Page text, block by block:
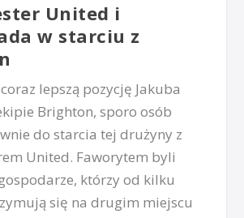
United i
w starciu z
lepszą pozycję Jakuba
Brighton, sporo osób
do starcia tej drużyny z
United. Faworytem byli
którzy od kilku
się na drugim miejscu